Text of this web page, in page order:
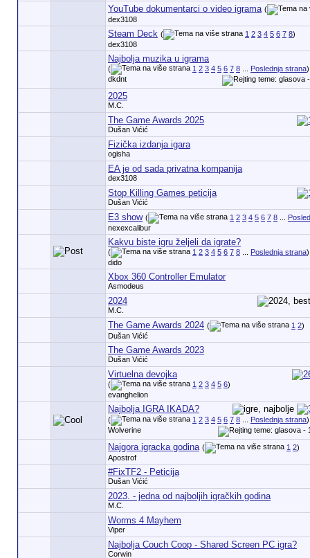
YouTube dokumentarci o video igrama (
dex3108
Steam Deck ( 1 2 3 4 5 6 7 8)
dex3108
Najbolja muzika u igrama
( 1 2 3 4 5 6 7 8... Poslednja strana)
dkdnt
2025
M.C.
The Game Awards 2025
Dušan Vićić
Fizička izdanja igara
ogisha
EA je od sada privatna kompanija
dex3108
Stop Killing Games peticija
Dušan Vićić
E3 show ( 1 2 3 4 5 6 7 8...
nexexcalibur
Kakvu biste igru željeli da igrate?
( 1 2 3 4 5 6 7 8... Poslednja strana)
dido
Xbox 360 Controller Emulator
Asmodeus
2024
M.C.
The Game Awards 2024 ( 1 2)
Dušan Vićić
The Game Awards 2023
Dušan Vićić
Virtuelna devojka
( 1 2 3 4 5 6)
evanghelion
Najbolja IGRA IKADA?
( 1 2 3 4 5 6 7 8... Poslednja strana)
Wolverine
Najgora igracka godina ( 1 2)
Apostrof
#FixTF2 - Peticija
Dušan Vićić
2023. - jedna od najboljih igračkih godina
M.C.
Worms 4 Mayhem
Viper
Najbolja Couch Coop - Shared Screen PC igra?
Corwin